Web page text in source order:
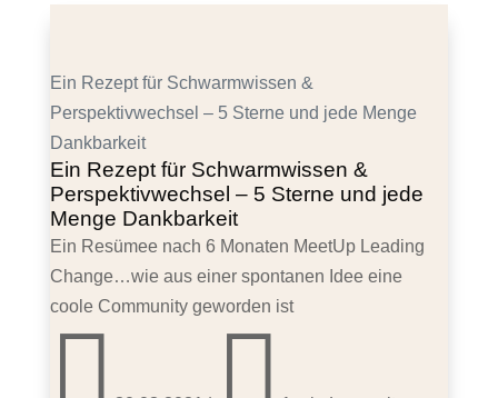
Ein Rezept für Schwarmwissen &
Perspektivwechsel – 5 Sterne und jede Menge
Dankbarkeit
Ein Rezept für Schwarmwissen &
Perspektivwechsel – 5 Sterne und jede
Menge Dankbarkeit
Ein Resümee nach 6 Monaten MeetUp Leading
Change…wie aus einer spontanen Idee eine
coole Community geworden ist
 